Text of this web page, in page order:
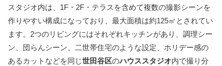
スタジオ内は、1F・2F・テラスを含めて複数の撮影シーンを
作りやすい構成になっており、最大面積は約125㎡とされてい
ます。2つのリビングにはそれぞれキッチンがあり、調理シー
ン、団らんシーン、二世帯住宅のような設定、ホリデー感の
あるカットなどを同じ世田谷区のハウススタジオ内で撮り分